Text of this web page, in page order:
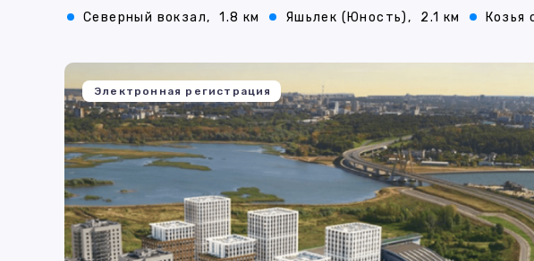
Северный вокзал, 1.8 км Яшьлек (Юность), 2.1 км Козья
Электронная регистрация